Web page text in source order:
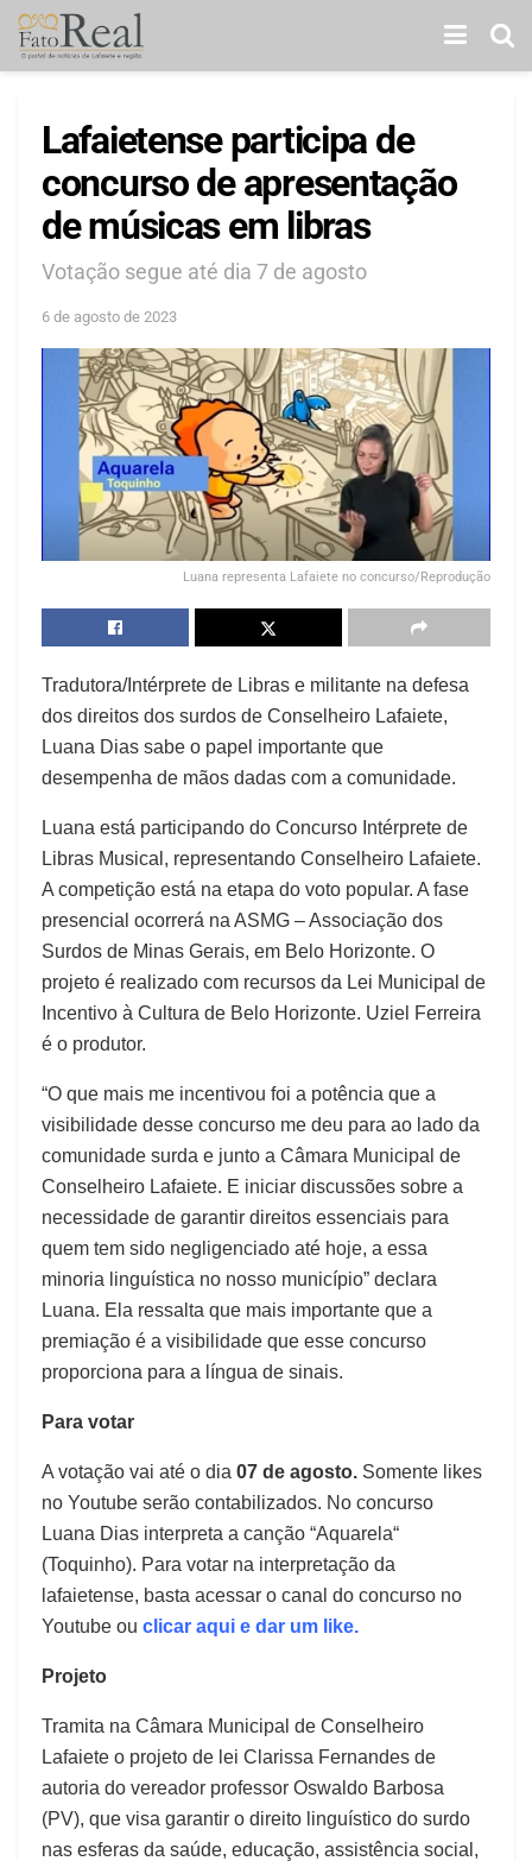
Lafaietense participa de
concurso de apresentação
de músicas em libras
Votação segue até dia 7 de agosto
6 de agosto de 2023
Luana representa Lafaiete no concurso/Reprodução
Tradutora/Intérprete de Libras e militante na defesa
dos direitos dos surdos de Conselheiro Lafaiete,
Luana Dias sabe o papel importante que
desempenha de mãos dadas com a comunidade.
Luana está participando do Concurso Intérprete de
Libras Musical, representando Conselheiro Lafaiete.
A competição está na etapa do voto popular. A fase
presencial ocorrerá na ASMG – Associação dos
Surdos de Minas Gerais, em Belo Horizonte. O
projeto é realizado com recursos da Lei Municipal de
Incentivo à Cultura de Belo Horizonte. Uziel Ferreira
é o produtor.
“O que mais me incentivou foi a potência que a
visibilidade desse concurso me deu para ao lado da
comunidade surda e junto a Câmara Municipal de
Conselheiro Lafaiete. E iniciar discussões sobre a
necessidade de garantir direitos essenciais para
quem tem sido negligenciado até hoje, a essa
minoria linguística no nosso município” declara
Luana. Ela ressalta que mais importante que a
premiação é a visibilidade que esse concurso
proporciona para a língua de sinais.
Para votar
A votação vai até o dia 07 de agosto. Somente likes
no Youtube serão contabilizados. No concurso
Luana Dias interpreta a canção “Aquarela“
(Toquinho). Para votar na interpretação da
lafaietense, basta acessar o canal do concurso no
Youtube ou clicar aqui e dar um like.
Projeto
Tramita na Câmara Municipal de Conselheiro
Lafaiete o projeto de lei Clarissa Fernandes de
autoria do vereador professor Oswaldo Barbosa
(PV), que visa garantir o direito linguístico do surdo
nas esferas da saúde, educação, assistência social,